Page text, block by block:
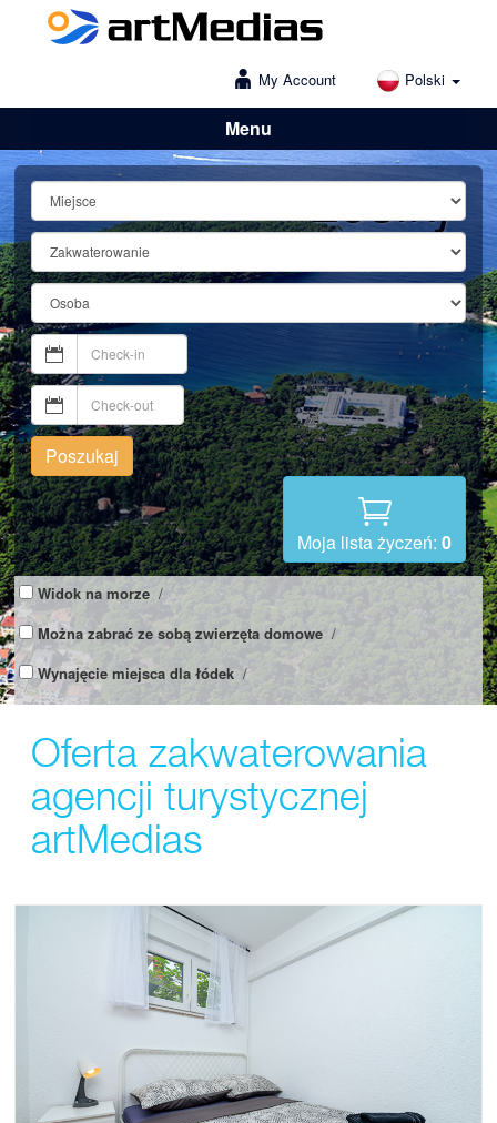
My Account Polski
Menu
Lošinj
Poszukaj
Moja lista życzeń: 0
Widok na morze /
Można zabrać ze sobą zwierzęta domowe /
Wynajęcie miejsca dla łódek /
Oferta zakwaterowania
agencji turystycznej
artMedias